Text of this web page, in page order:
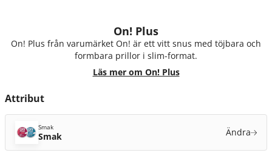
On! Plus
On! Plus från varumärket On! är ett vitt snus med töjbara och
formbara prillor i slim-format.
Läs mer om On! Plus
Attribut
Smak
Smak Ändra